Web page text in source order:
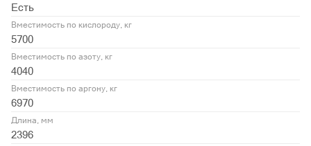
Есть
Вместимость по кислороду, кг
5700
Вместимость по азоту, кг
4040
Вместимость по аргону, кг
6970
Длина, мм
2396